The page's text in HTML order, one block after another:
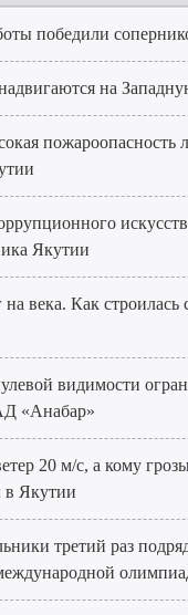
победили
на
пожароопасность
Якутии
на века. Как
видимости
«Анабар»
20 м/с, а кому
в Якутии
третий раз